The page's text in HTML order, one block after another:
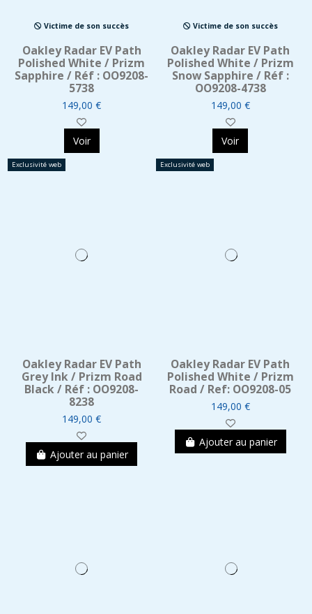
Victime de son succès
Oakley Radar EV Path
Polished White / Prizm
Sapphire / Réf : OO9208-
5738
149,00 €
Voir
Victime de son succès
Oakley Radar EV Path
Polished White / Prizm
Snow Sapphire / Réf :
OO9208-4738
149,00 €
Voir
Exclusivité web
Oakley Radar EV Path
Grey Ink / Prizm Road
Black / Réf : OO9208-
8238
149,00 €
Ajouter au panier
Exclusivité web
Oakley Radar EV Path
Polished White / Prizm
Road / Ref: OO9208-05
149,00 €
Ajouter au panier